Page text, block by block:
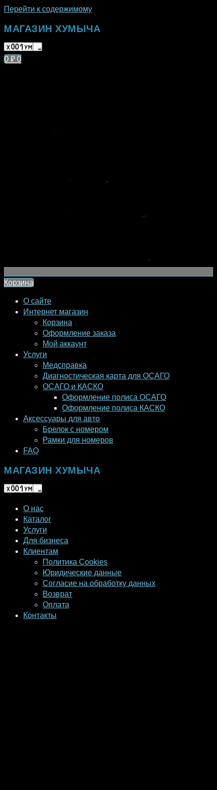
Перейти к содержимому
МАГАЗИН ХУМЫЧА
0 ₽ 0
Корзина
О сайте
Интернет магазин
Корзина
Оформление заказа
Мой аккаунт
Услуги
Медсправка
Диагностическая карта для ОСАГО
ОСАГО и КАСКО
Оформление полиса ОСАГО
Оформление полиса КАСКО
Аксессуары для авто
Брелок с номером
Рамки для номеров
FAQ
МАГАЗИН ХУМЫЧА
О нас
Каталог
Услуги
Для бизнеса
Клиентам
Политика Cookies
Юридические данные
Согласие на обработку данных
Возврат
Оплата
Контакты